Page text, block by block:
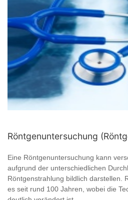
Röntgenuntersuchung
Eine Röntgenuntersuchung kann
aufgrund der unterschiedlichen
Röntgenstrahlung bildlich darstellen.
es seit rund 100 Jahren, wobei die